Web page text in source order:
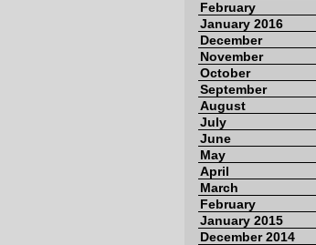
February
January 2016
December
November
October
September
August
July
June
May
April
March
February
January 2015
December 2014